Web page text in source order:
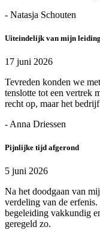
- Natasja Schouten
Uiteindelijk van mijn
17 juni 2026
Tevreden konden we
tenslotte tot een vertrek
recht op, maar het
- Anna Driessen
Pijnlijke tijd afgerond
5 juni 2026
Na het doodgaan van
verdeling van de
begeleiding vakkundig
geregeld zo.